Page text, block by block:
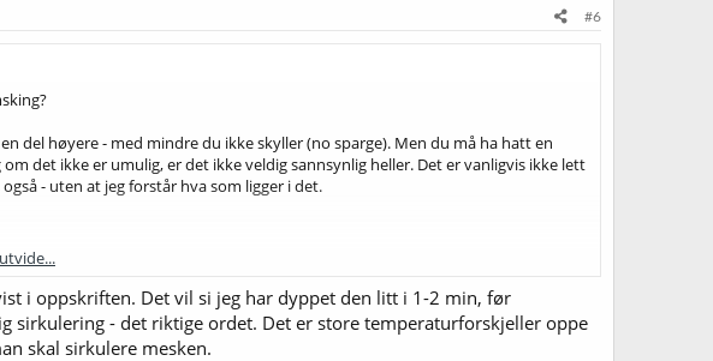
#6
del høyere - med mindre du ikke skyller (no sparge). Men du må ha hatt en
det ikke er umulig, er det ikke veldig sannsynlig heller. Det er vanligvis ikke lett
- uten at jeg forstår hva som ligger i det.
brewhouse-efficiency/Men du må ha oppskrifta for å kunne gjøre det, hvilket
Det er den det som regel er snakk om når man snakker om
i oppskriften. Det vil si jeg har dyppet den litt i 1-2 min, før
sirkulering - det riktige ordet. Det er store temperaturforskjeller oppe
skal sirkulere mesken.